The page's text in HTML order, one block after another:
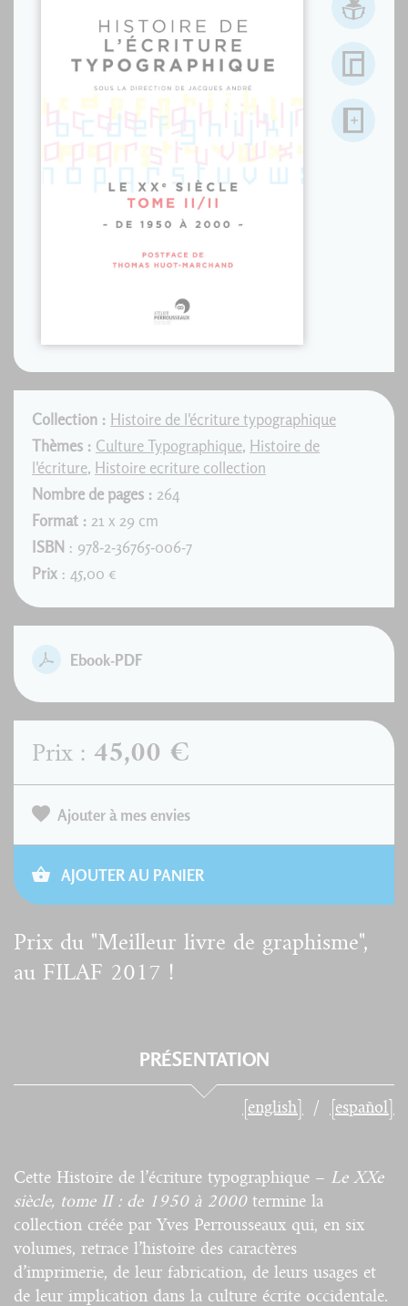
Collection : Histoire de l'écriture typographique
Thèmes : Culture Typographique, Histoire de
l'écriture, Histoire ecriture collection
Nombre de pages : 264
Format : 21 x 29 cm
ISBN : 978-2-36765-006-7
Prix : 45,00 €
Ebook-PDF
Prix : 45,00 €
Ajouter à mes envies
AJOUTER AU PANIER
Prix du "Meilleur livre de graphisme",
au FILAF 2017 !
PRÉSENTATION
[english] [español]
Cette Histoire de l’écriture typographique – Le XXe
siècle, tome II : de 1950 à 2000termine la
collection créée par Yves Perrousseaux qui, en six
volumes, retrace l’histoire des caractères
d’imprimerie, de leur fabrication, de leurs usages et
de leur implication dans la culture écrite occidentale.